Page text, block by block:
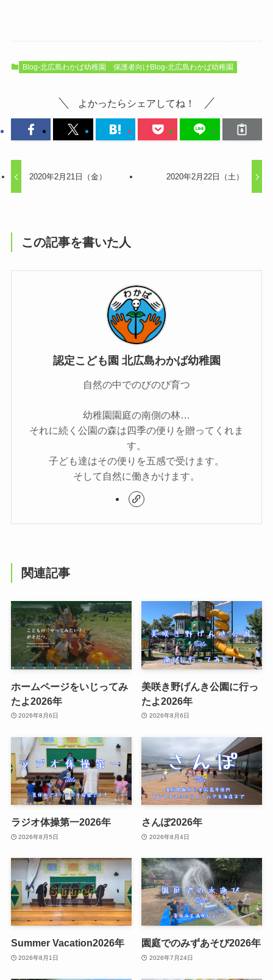
Blog-北広島わかば幼稚園 保護者向けBlog-北広島わかば幼稚園
よかったらシェアしてね！
2020年2月21日（金） 2020年2月22日（土）
この記事を書いた人
認定こども園 北広島わかば幼稚園
自然の中でのびのび育つ
幼稚園園庭の南側の林…
それに続く公園の森は四季の便りを贈ってくれま
す。
子ども達はその便りを五感で受けます。
そして自然に働きかけます。
関連記事
ホームページをいじってみ
たよ2026年
2026年8月6日
美咲き野げんき公園に行っ
たよ2026年
2026年8月6日
ラジオ体操第一2026年
2026年8月5日
さんぽ2026年
2026年8月4日
Summer Vacation2026年
2026年8月1日
園庭でのみずあそび2026年
2026年7月24日